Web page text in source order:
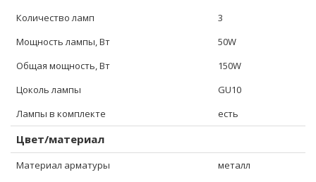
Количество ламп
3
Мощность лампы, Вт
50W
Общая мощность, Вт
150W
Цоколь лампы
GU10
Лампы в комплекте
есть
Цвет/материал
Материал арматуры
металл